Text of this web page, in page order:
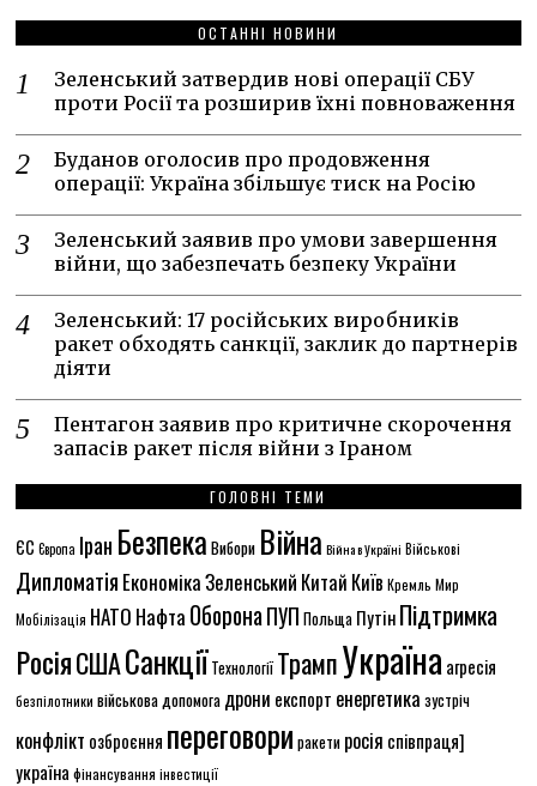
ОСТАННІ НОВИНИ
Зеленський затвердив нові операції СБУ
проти Росії та розширив їхні повноваження
Буданов оголосив про продовження
операції: Україна збільшує тиск на Росію
Зеленський заявив про умови завершення
війни, що забезпечать безпеку України
Зеленський: 17 російських виробників
ракет обходять санкції, заклик до партнерів
діяти
Пентагон заявив про критичне скорочення
запасів ракет після війни з Іраном
ГОЛОВНІ ТЕМИ
ЄС Європа Іран Безпека Вибори Війна Війна в Україні Військові
Дипломатія ЕкономікаЗеленський Китай Київ Кремль Мир
Мобілізація НАТО Нафта ОборонаПУП Польща ПутінПідтримка
РосіяСШАСанкціїТехнологіїТрампУкраїна агресія
безпілотники військова допомога дрони експорт енергетика зустріч
конфлікт озброєння переговори ракети росія співпраця]
україна фінансування інвестиції